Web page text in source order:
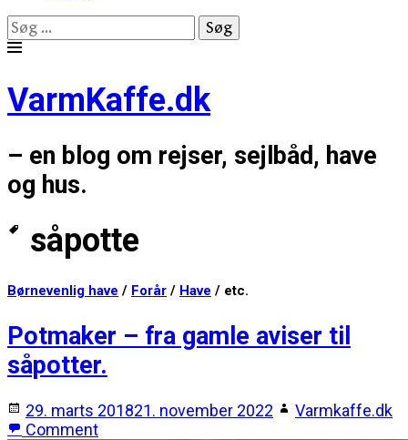
Søg
efter:
to
content
VarmKaffe.dk
– en blog om rejser, sejlbåd, have
og hus.
såpotte
Børnevenlig have / Forår / Have / etc.
Potmaker – fra gamle aviser til
såpotter.
29. marts 201821. november 2022
Varmkaffe.dk
Comment